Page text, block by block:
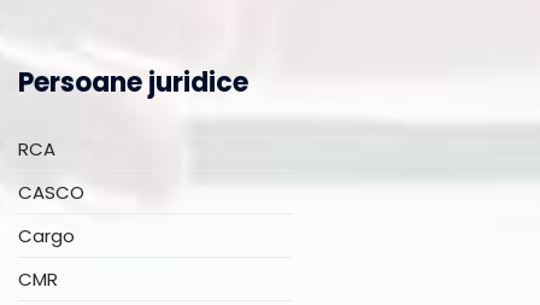
Persoane juridice
RCA
CASCO
Cargo
CMR